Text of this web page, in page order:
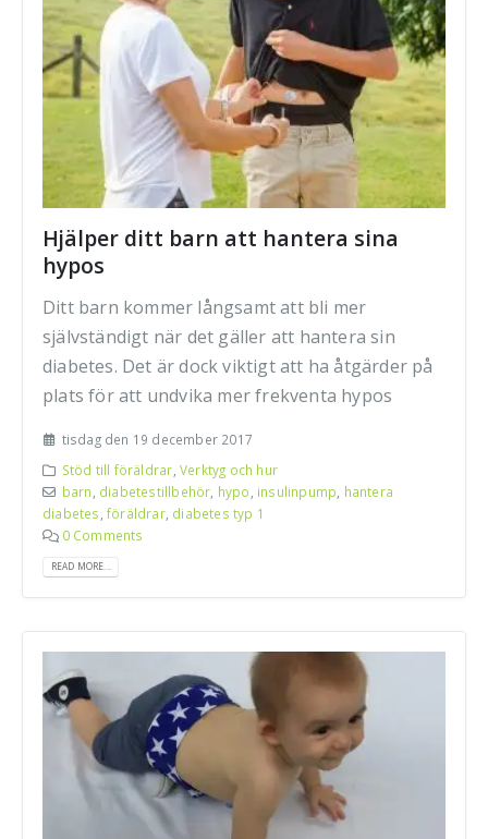
Hjälper ditt barn att hantera sina
hypos
Ditt barn kommer långsamt att bli mer
självständigt när det gäller att hantera sin
diabetes. Det är dock viktigt att ha åtgärder på
plats för att undvika mer frekventa hypos
tisdag den 19 december 2017
Stöd till föräldrar Verktyg och hur
barn diabetestillbehör hypo insulinpump hantera
diabetes ,föräldrar, diabetes typ 1
0 Comments
READ MORE...